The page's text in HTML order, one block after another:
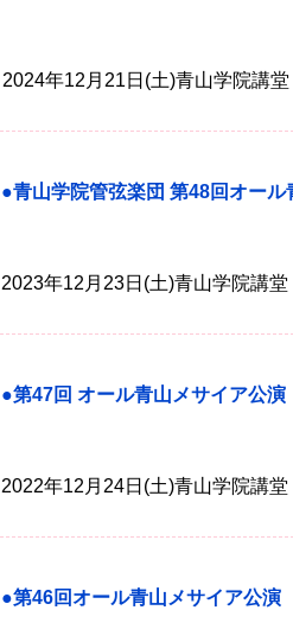
2024年12月21日(土)青山学院講
●青山学院管弦楽団 第48回オール
2023年12月23日(土)青山学院講
●第47回 オール青山メサイア公演
2022年12月24日(土)青山学院講
●第46回オール青山メサイア公演